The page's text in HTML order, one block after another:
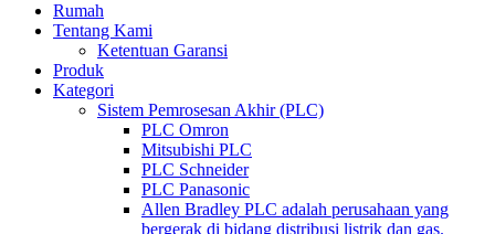
Rumah
Tentang Kami
Ketentuan Garansi
Produk
Kategori
Sistem Pemrosesan Akhir (PLC)
PLC Omron
Mitsubishi PLC
PLC Schneider
PLC Panasonic
Allen Bradley PLC adalah perusahaan yang
bergerak di bidang distribusi listrik dan gas.